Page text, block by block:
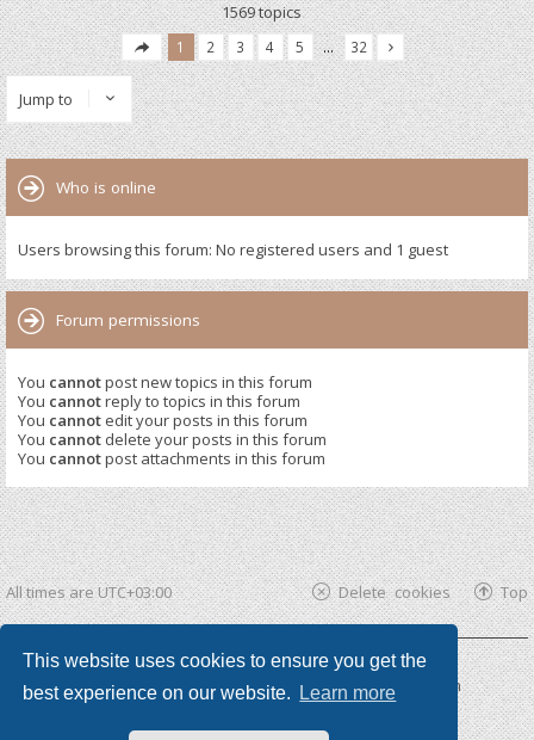
This website uses cookies to ensure you get the
best experience on our website.
Learn more
1569 topics
1 2 3 4 5 … 32
Jump to
Who is online
Users browsing this forum: No registered users and 1 guest
Forum permissions
You cannotpost new topics in this forum
You cannotreply to topics in this forum
You cannot edit your posts in this forum
You cannot delete your posts in this forum
You cannotpost attachments in this forum
All times areUTC+03:00 Top
Delete cookies
Powered by phpBB ®| phpBB3 theme byKomiDesign